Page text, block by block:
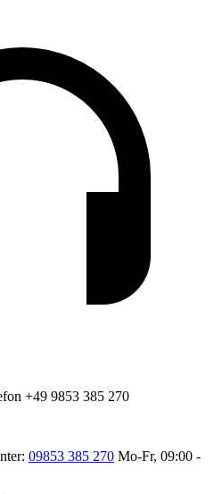
+49 9853 385 270
09853 385 270 Mo-Fr, 09:00 -